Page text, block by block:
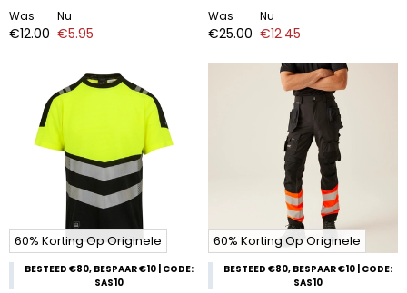
Was
€12.00
Nu
€5.95
Was
€25.00
Nu
€12.45
60% Korting Op Originele
BESTEED €80, BESPAAR €10 | CODE:
SAS10
60% Korting Op Originele
BESTEED €80, BESPAAR €10 | CODE:
SAS10